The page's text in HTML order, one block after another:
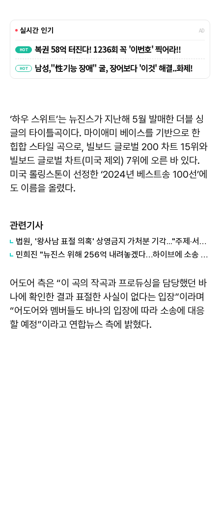
‘하우 스위트’는 뉴진스가 지난해 5월 발매한 더블 싱
글의 타이틀곡이다. 마이애미 베이스를 기반으로 한
힙합 스타일 곡으로, 빌보드 글로벌 200 차트 15위와
빌보드 글로벌 차트(미국 제외) 7위에 오른 바 있다.
미국 롤링스톤이 선정한 ‘2024년 베스트송 100선’에
도 이름을 올렸다.
관련기사
법원, '왕사남 표절 의혹' 상영금지 가처분 기각..."주제·서사 전혀 달라"
민희진 "뉴진스 위해 256억 내려놓겠다…하이브에 소송 중단 제안"
어도어 측은 “이 곡의 작곡과 프로듀싱을 담당했던 바
나에 확인한 결과 표절한 사실이 없다는 입장”이라며
“어도어와 멤버들도 바나의 입장에 따라 소송에 대응
할 예정”이라고 연합뉴스 측에 밝혔다.